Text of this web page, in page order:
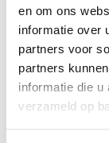
en om ons
informatie over
partners voor
partners
informatie die u
verzameld op
BO-
€ 12,95